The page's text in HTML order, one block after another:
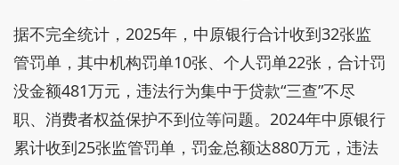
据不完全统计，2025年，中原银行合计收到32张监
管罚单，其中机构罚单10张、个人罚单22张，合计罚
没金额481万元，违法行为集中于贷款“三查”不尽
职、消费者权益保护不到位等问题。2024年中原银行
累计收到25张监管罚单，罚金总额达880万元，违法